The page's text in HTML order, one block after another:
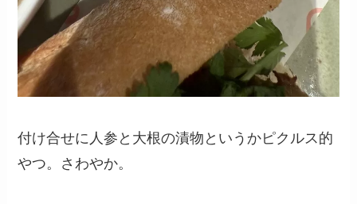
付け合せに人参と大根の漬物というかピクルス的
やつ。さわやか。